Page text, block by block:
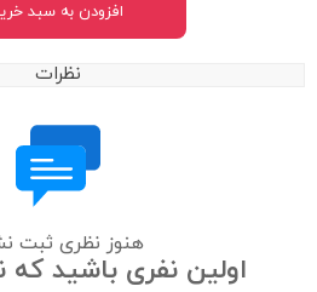
افزودن به سبد
نظرات
هنوز نظری ثبت
اولین نفری باشید